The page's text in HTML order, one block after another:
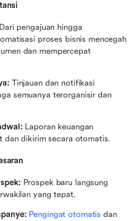
Dari pengajuan hingga
proses bisnis mencegah
dan mempercepat
Tinjauan dan notifikasi
semuanya terorganisir dan
Laporan keuangan
dan dikirim secara otomatis.
Prospek baru langsung
yang tepat.
Pengingat otomatis dan